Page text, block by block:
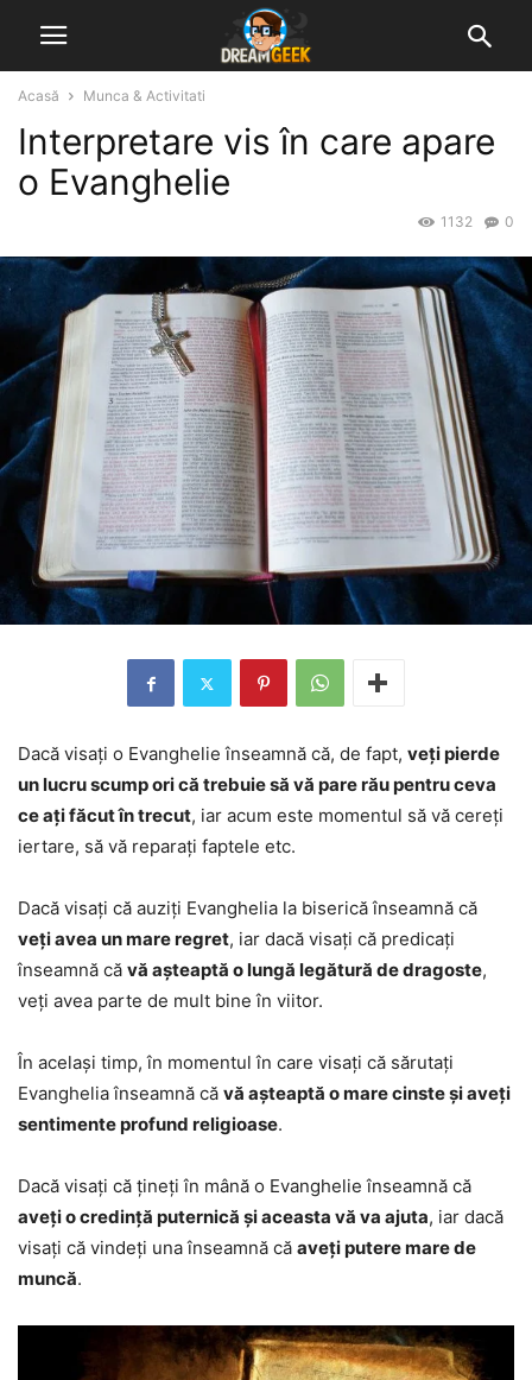
Acasă Munca & Activitati
Interpretare vis în care apare
o Evanghelie
0
1132
Dacă visați o Evanghelie înseamnă că, de fapt, veți pierde
un lucru scump ori că trebuie să vă pare rău pentru ceva
ce ați făcut în trecut, iar acum este momentul să vă cereți
iertare, să vă reparați faptele etc.
Dacă visați că auziți Evanghelia la biserică înseamnă că
veți avea un mare regret, iar dacă visați că predicați
înseamnă că vă așteaptă o lungă legătură de dragoste,
veți avea parte de mult bine în viitor.
În același timp, în momentul în care visați că sărutați
Evanghelia înseamnă că vă așteaptă o mare cinste și aveți
sentimente profund religioase.
Dacă visați că țineți în mână o Evanghelie înseamnă că
aveți o credință puternică și aceasta vă va ajuta, iar dacă
visați că vindeți una înseamnă că aveți putere mare de
muncă.